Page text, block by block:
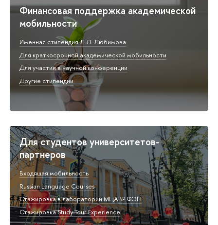
Финансовая поддержка академической
мобильности
Именная стипендия Л.Л. Любимова
Для краткосрочной академической мобильности
Для участия в научной конференции
Другие стипендии
Для студентов университетов-
партнеров
Входящая мобильность
Russian Language Courses
Стажировка в лаборатории МЦАВР ФЭН
Стажировка Study Tour Experience